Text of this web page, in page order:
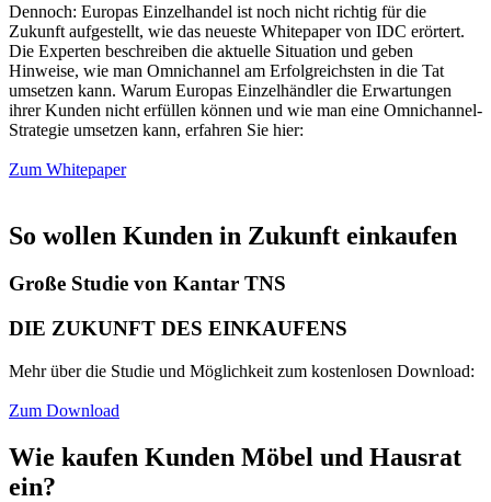
Dennoch: Europas Einzelhandel ist noch nicht richtig für die
Zukunft aufgestellt, wie das neueste Whitepaper von IDC erörtert.
Die Experten beschreiben die aktuelle Situation und geben
Hinweise, wie man Omnichannel am Erfolgreichsten in die Tat
umsetzen kann. Warum Europas Einzelhändler die Erwartungen
ihrer Kunden nicht erfüllen können und wie man eine Omnichannel-
Strategie umsetzen kann, erfahren Sie hier:
Zum Whitepaper
So wollen Kunden in Zukunft einkaufen
Große Studie von Kantar TNS
DIE ZUKUNFT DES EINKAUFENS
Mehr über die Studie und Möglichkeit zum kostenlosen Download:
Zum Download
Wie kaufen Kunden Möbel und Hausrat
ein?